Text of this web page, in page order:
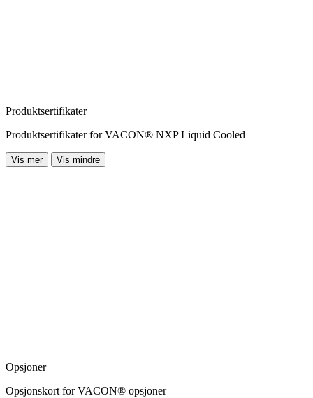
Produktsertifikater
Produktsertifikater for VACON® NXP Liquid Cooled
Vis mer Vis mindre
Opsjoner
Opsjonskort for VACON® opsjoner